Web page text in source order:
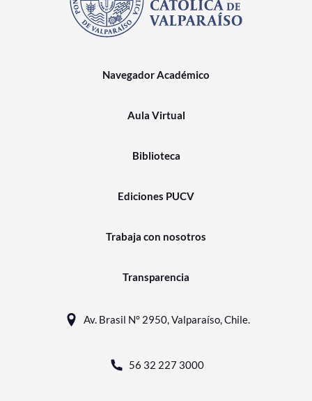
Navegador Académico
Aula Virtual
Biblioteca
Ediciones PUCV
Trabaja con nosotros
Transparencia
Av. Brasil N° 2950, Valparaíso, Chile.
56 32 227 3000